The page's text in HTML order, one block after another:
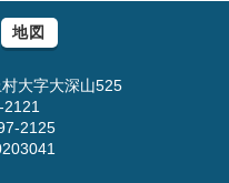
地図
大字大深山525
2125